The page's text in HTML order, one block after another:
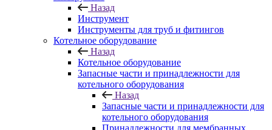
Назад
Инструмент
Инструменты для труб и фитингов
Котельное оборудование
Назад
Котельное оборудование
Запасные части и принадлежности для
котельного оборудования
Назад
Запасные части и принадлежности для
котельного оборудования